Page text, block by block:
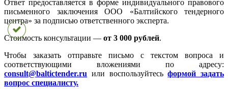
Ответ предоставляется в форме индивидуального правового
письменного заключения ООО «Балтийского тендерного
центра» за подписью ответственного эксперта.
Стоимость консультации — от 3 000 рублей.
Чтобы заказать отправьте письмо с текстом вопроса и
соответствующими вложениями по адресу:
consult@baltictender.ru или воспользуйтесьформой задать
вопрос специалисту.